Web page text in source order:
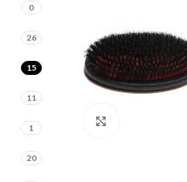
0
26
15
11
1
20